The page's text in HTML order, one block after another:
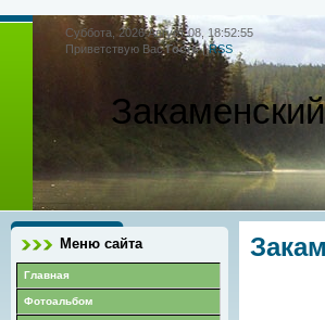
Суббота, 2026 Август 08, 18:52:55
Приветствую Вас Гость|RSS
Меню сайта
Главная
Фотоальбом